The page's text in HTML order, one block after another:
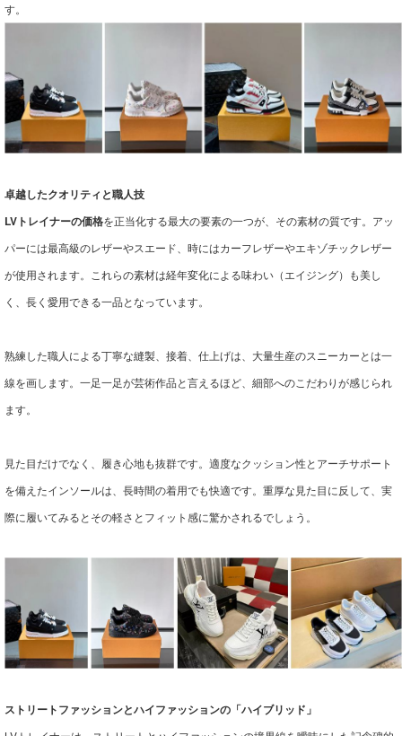
す。
卓越したクオリティと職人技
LVトレイナーの価格を正当化する最大の要素の一つが、その素材の質です。アッ
パーには最高級のレザーやスエード、時にはカーフレザーやエキゾチックレザー
が使用されます。これらの素材は経年変化による味わい（エイジング）も美し
く、長く愛用できる一品となっています。
熟練した職人による丁寧な縫製、接着、仕上げは、大量生産のスニーカーとは一
線を画します。一足一足が芸術作品と言えるほど、細部へのこだわりが感じられ
ます。
見た目だけでなく、履き心地も抜群です。適度なクッション性とアーチサポート
を備えたインソールは、長時間の着用でも快適です。重厚な見た目に反して、実
際に履いてみるとその軽さとフィット感に驚かされるでしょう。
ストリートファッションとハイファッションの「ハイブリッド」